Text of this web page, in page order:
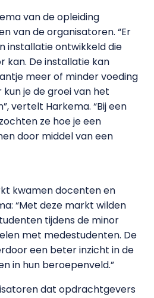
van de opleiding
van de organisatoren. “Er
installatie ontwikkeld die
De installatie kan
meer of minder voeding
je de groei van het
vertelt Harkema. “Bij een
ze hoe je een
door middel van een
kwamen docenten en
“Met deze markt wilden
tijdens de minor
met medestudenten. De
een beter inzicht in de
in hun beroepenveld.”
dat opdrachtgevers